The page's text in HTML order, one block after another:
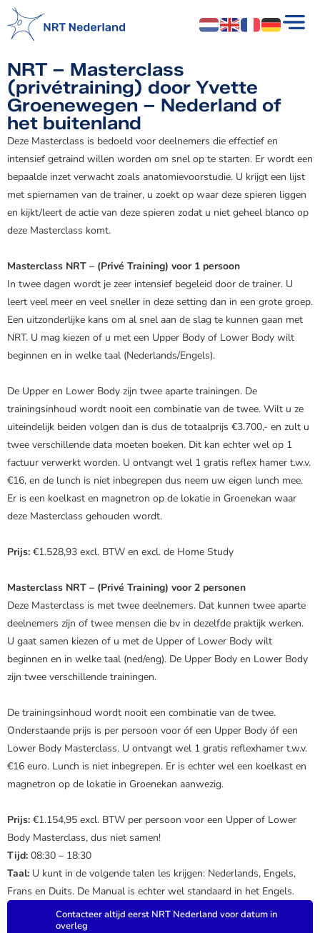
NRT – Masterclass
(privétraining) door Yvette
Groenewegen – Nederland of
het buitenland
Deze Masterclass is bedoeld voor deelnemers die effectief en
intensief getraind willen worden om snel op te starten. Er wordt een
bepaalde inzet verwacht zoals anatomievoorstudie. U krijgt een lijst
met spiernamen van de trainer, u zoekt op waar deze spieren liggen
en kijkt/leert de actie van deze spieren zodat u niet geheel blanco op
deze Masterclass komt.
Masterclass NRT – (Privé Training) voor 1 persoon
In twee dagen wordt je zeer intensief begeleid door de trainer. U
leert veel meer en veel sneller in deze setting dan in een grote groep.
Een uitzonderlijke kans om al snel aan de slag te kunnen gaan met
NRT. U mag kiezen of u met een Upper Body of Lower Body wilt
beginnen en in welke taal (Nederlands/Engels).
De Upper en Lower Body zijn twee aparte trainingen. De
trainingsinhoud wordt nooit een combinatie van de twee. Wilt u ze
uiteindelijk beiden volgen dan is dus de totaalprijs €3.700,- en zult u
twee verschillende data moeten boeken. Dit kan echter wel op 1
factuur verwerkt worden. U ontvangt wel 1 gratis reflex hamer t.w.v.
€16, en de lunch is niet inbegrepen dus neem uw eigen lunch mee.
Er is een koelkast en magnetron op de lokatie in Groenekan waar
deze Masterclass gehouden wordt.
Prijs: €1.528,93 excl. BTW en excl. de Home Study
Masterclass NRT – (Privé Training) voor 2 personen
Deze Masterclass is met twee deelnemers. Dat kunnen twee aparte
deelnemers zijn of twee mensen die bv in dezelfde praktijk werken.
U gaat samen kiezen of u met de Upper of Lower Body wilt
beginnen en in welke taal (ned/eng). De Upper Body en Lower Body
zijn twee verschillende trainingen.
De trainingsinhoud wordt nooit een combinatie van de twee.
Onderstaande prijs is per persoon voor óf een Upper Body óf een
Lower Body Masterclass. U ontvangt wel 1 gratis reflexhamer t.w.v.
€16 euro. Lunch is niet inbegrepen. Er is echter wel een koelkast en
magnetron op de lokatie in Groenekan aanwezig.
Prijs: €1.154,95 excl. BTW per persoon voor een Upper of Lower
Body Masterclass, dus niet samen!
Tijd: 08:30 – 18:30
Taal: U kunt in de volgende talen les krijgen: Nederlands, Engels,
Frans en Duits. De Manual is echter wel standaard in het Engels.
Contacteer altijd eerst NRT Nederland voor datum in
overleg